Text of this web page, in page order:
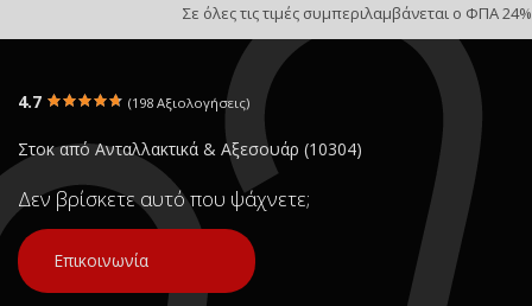
Σε όλες τις τιμές συμπεριλαμβάνεται ο ΦΠΑ 24%
4.7 (198 Αξιολογήσεις)
Στοκ από Ανταλλακτικά & Αξεσουάρ (10304)
Δεν βρίσκετε αυτό που ψάχνετε;
Επικοινωνία